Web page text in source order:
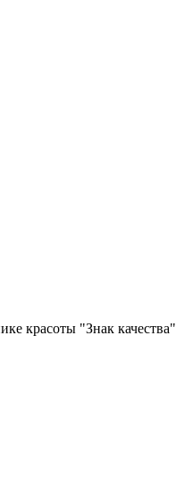
"Знак качества"